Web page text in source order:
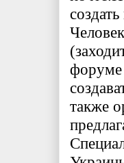
форуме
также